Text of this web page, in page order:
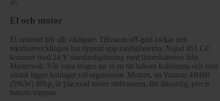
El och motor
El ombord blir allt viktigare. Tillvaron off-grid lockar och
teknikutvecklingen har öppnat upp möjligheterna. Najad 451 CC
kommer med 24 V standardspänning med litiumbatterier från
Mastervolt. Vår vana trogen tar vi en titt bakom kulisserna och som
väntat ligger kablaget väl organiserat. Motorn, en Yanmar 4JH80
(59kW) 80hp, är placerad under sittbrunnen, lätt åtkomlig, precis
bakom trappan.